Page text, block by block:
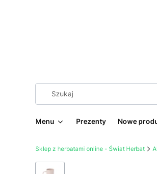
Menu Prezenty Nowe
Sklep z herbatami online - Świat Herbat